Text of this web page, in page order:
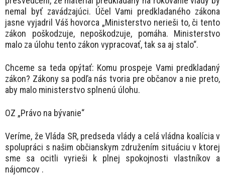
nemal byť zavádzajúci. Účel Vami predkladaného zákona
jasne vyjadril Váš hovorca „Ministerstvo nerieši to, či tento
zákon poškodzuje, nepoškodzuje, pomáha. Ministerstvo
malo za úlohu tento zákon vypracovať, tak sa aj stalo“.
Chceme sa teda opýtať: Komu prospeje Vami predkladaný
zákon? Zákony sa podľa nás tvoria pre občanov a nie preto,
aby malo ministerstvo splnenú úlohu.
OZ „Právo na bývanie“
Veríme, že Vláda SR, predseda vlády a celá vládna koalícia v
spolupráci s našim občianskym združením situáciu v ktorej
sme sa ocitli vyrieši k plnej spokojnosti vlastníkov a
nájomcov .